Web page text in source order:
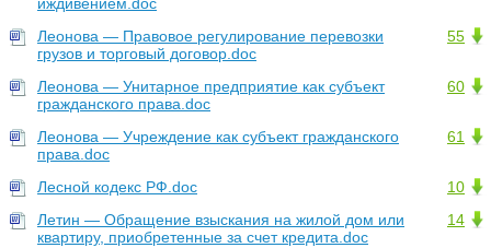
иждивением.doc
55
Леонова — Правовое регулирование перевозки
грузов и торговый договор.doc
60
Леонова — Унитарное предприятие как субъект
гражданского права.doc
61
Леонова — Учреждение как субъект гражданского
права.doc
10
Лесной кодекс РФ.doc
14
Летин — Обращение взыскания на жилой дом или
квартиру, приобретенные за счет кредита.doc